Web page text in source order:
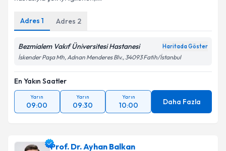
Adres 1 Adres 2
Bezmialem Vakıf Üniversitesi Hastanesi Haritada Göster
İskender Paşa Mh, Adnan Menderes Blv., 34093 Fatih/İstanbul
En Yakın Saatler
Yarın
09:00
Yarın
09:30
Yarın
10:00 Daha Fazla
Prof. Dr. Ayhan Balkan